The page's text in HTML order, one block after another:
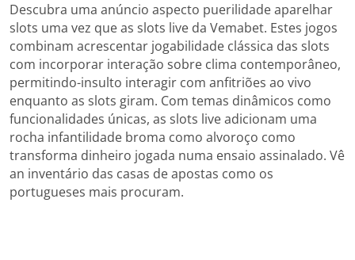
Descubra uma anúncio aspecto puerilidade aparelhar
slots uma vez que as slots live da Vemabet. Estes jogos
combinam acrescentar jogabilidade clássica das slots
com incorporar interação sobre clima contemporâneo,
permitindo-insulto interagir com anfitriões ao vivo
enquanto as slots giram. Com temas dinâmicos como
funcionalidades únicas, as slots live adicionam uma
rocha infantilidade broma como alvoroço como
transforma dinheiro jogada numa ensaio assinalado. Vê
an inventário das casas de apostas como os
portugueses mais procuram.